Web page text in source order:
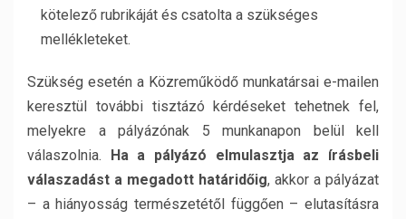
kötelező rubrikáját és csatolta a szükséges
mellékleteket.
Szükség esetén a Közreműködő munkatársai e-mailen
keresztül további tisztázó kérdéseket tehetnek fel,
melyekre a pályázónak 5 munkanapon belül kell
válaszolnia. Ha a pályázó elmulasztja az írásbeli
válaszadást a megadott határidőig, akkor a pályázat
– a hiányosság természetétől függően – elutasításra